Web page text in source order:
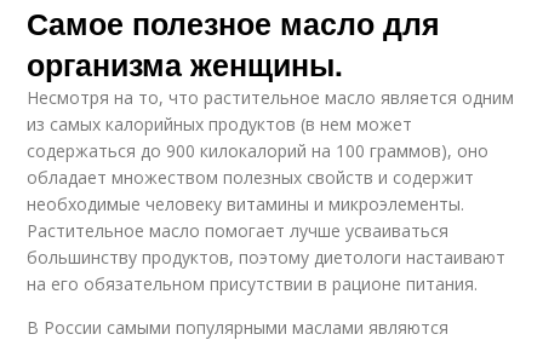
Самое полезное масло для
организма женщины.
Несмотря на то, что растительное масло является одним
из самых калорийных продуктов (в нем может
содержаться до 900 килокалорий на 100 граммов), оно
обладает множеством полезных свойств и содержит
необходимые человеку витамины и микроэлементы.
Растительное масло помогает лучше усваиваться
большинству продуктов, поэтому диетологи настаивают
на его обязательном присутствии в рационе питания.
В России самыми популярными маслами являются